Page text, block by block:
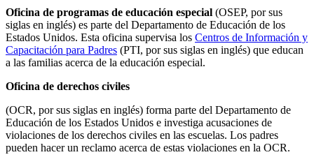
Oficina de programas de educación especial (OSEP, por sus
siglas en inglés) es parte del Departamento de Educación de los
Estados Unidos. Esta oficina supervisa los Centros de Información y
Capacitación para Padres (PTI, por sus siglas en inglés) que educan
a las familias acerca de la educación especial.
Oficina de derechos civiles
(OCR, por sus siglas en inglés) forma parte del Departamento de
Educación de los Estados Unidos e investiga acusaciones de
violaciones de los derechos civiles en las escuelas. Los padres
pueden hacer un reclamo acerca de estas violaciones en la OCR.